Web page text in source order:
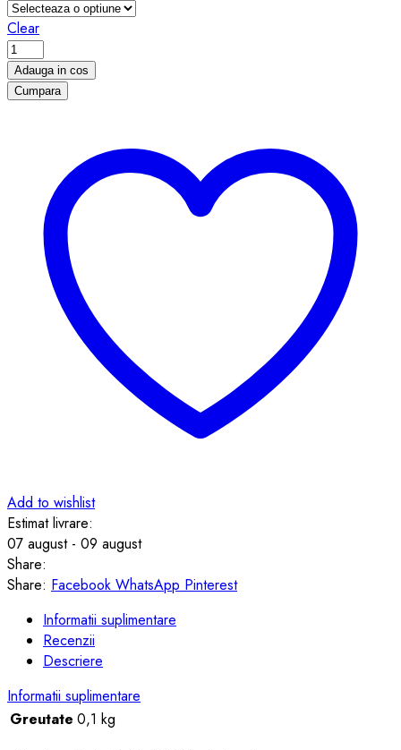
Clear
Brățară
Codul
Morse
Adauga in cos
Cumpara
Add to wishlist
Estimat livrare:
07 august - 09 august
Share:
Share: Facebook WhatsApp Pinterest
Informatii suplimentare
Recenzii
Descriere
Informatii suplimentare
Greutate 0,1 kg